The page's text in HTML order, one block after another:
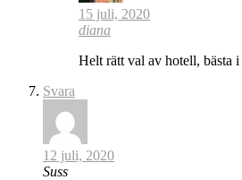
15 juli, 2020
diana
Helt rätt val av hotell, bästa
Svara
12 juli, 2020
Suss